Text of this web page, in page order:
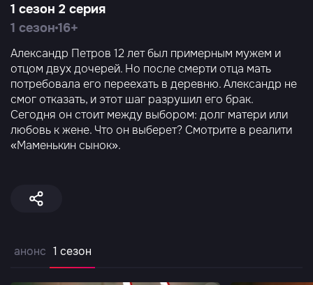
1 сезон 2 серия
1 сезон 16+
Александр Петров 12 лет был примерным мужем и
отцом двух дочерей. Но после смерти отца мать
потребовала его переехать в деревню. Александр не
смог отказать, и этот шаг разрушил его брак.
Сегодня он стоит между выбором: долг матери или
любовь к жене. Что он выберет? Смотрите в реалити
«Маменькин сынок».
анонс 1 сезон